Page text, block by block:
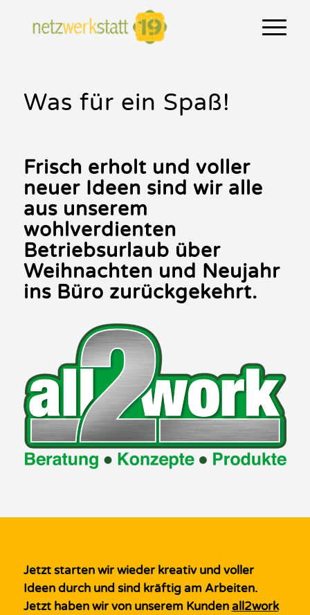
Was für ein Spaß!
Frisch erholt und voller
neuer Ideen sind wir alle
aus unserem
wohlverdienten
Betriebsurlaub über
Weihnachten und Neujahr
ins Büro zurückgekehrt.
Jetzt starten wir wieder kreativ und voller
Ideen durch und sind kräftig am Arbeiten.
Jetzt haben wir von unserem Kundenall2work